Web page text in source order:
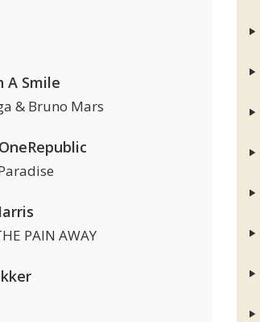
A Smile
& Bruno Mars
PAIN AWAY